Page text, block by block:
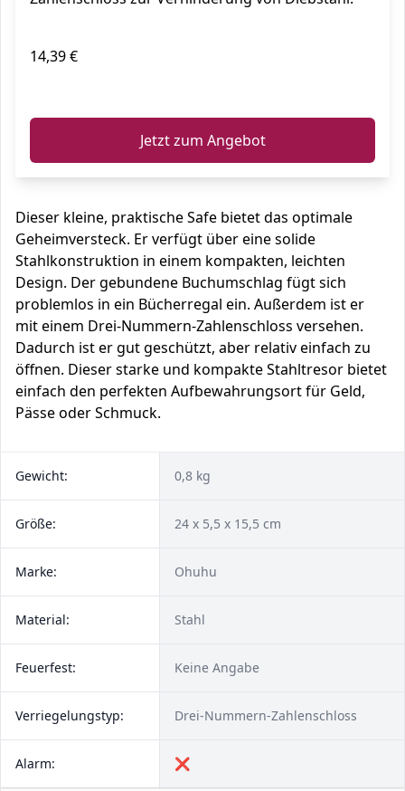
14,39 €
Jetzt zum Angebot
Dieser kleine, praktische Safe bietet das optimale
Geheimversteck. Er verfügt über eine solide
Stahlkonstruktion in einem kompakten, leichten
Design. Der gebundene Buchumschlag fügt sich
problemlos in ein Bücherregal ein. Außerdem ist er
mit einem Drei-Nummern-Zahlenschloss versehen.
Dadurch ist er gut geschützt, aber relativ einfach zu
öffnen. Dieser starke und kompakte Stahltresor bietet
einfach den perfekten Aufbewahrungsort für Geld,
Pässe oder Schmuck.
Gewicht: 0,8 kg
Größe: 24 x 5,5 x 15,5 cm
Marke: Ohuhu
Material: Stahl
Feuerfest: Keine Angabe
Verriegelungstyp: Drei-Nummern-Zahlenschloss
Alarm: ❌